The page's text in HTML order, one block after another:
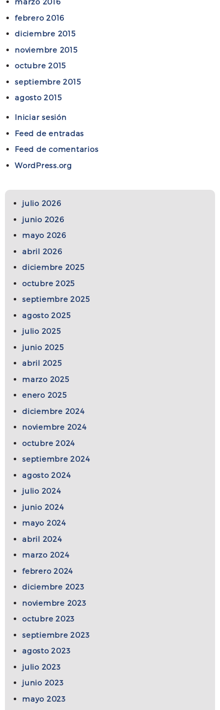
febrero 2016
diciembre 2015
noviembre 2015
octubre 2015
septiembre 2015
agosto 2015
Iniciar sesión
Feed de entradas
Feed de comentarios
WordPress.org
julio 2026
junio 2026
mayo 2026
abril 2026
diciembre 2025
octubre 2025
septiembre 2025
agosto 2025
julio 2025
junio 2025
abril 2025
marzo 2025
enero 2025
diciembre 2024
noviembre 2024
octubre 2024
septiembre 2024
agosto 2024
julio 2024
junio 2024
mayo 2024
abril 2024
marzo 2024
febrero 2024
diciembre 2023
noviembre 2023
octubre 2023
septiembre 2023
agosto 2023
julio 2023
junio 2023
mayo 2023